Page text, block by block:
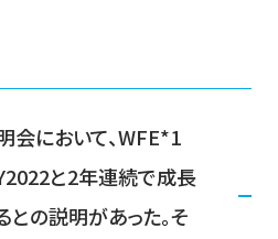
会において、WFE*1
と2年連続で成長
との説明があった。そ